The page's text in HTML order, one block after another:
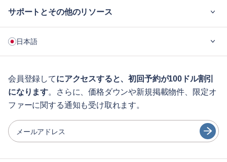
サポートとその他のリソース
企業向け
ゲスト向け特典サービス
シティガイド
パートナー
家具レンタル事業者
日本語
English
Português
Español
会員登録してにアクセスすると、初回予約が100ドル割引
になります。さらに、価格ダウンや新規掲載物件、限定オ
ファーに関する通知も受け取れます。
メールアドレス